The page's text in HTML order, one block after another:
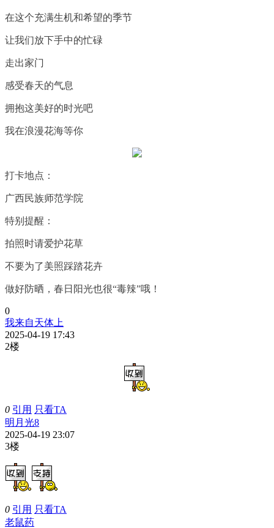
在这个充满生机和希望的季节
让我们放下手中的忙碌
走出家门
感受春天的气息
拥抱这美好的时光吧
我在浪漫花海等你
打卡地点：
广西民族师范学院
特别提醒：
拍照时请爱护花草
不要为了美照踩踏花卉
做好防晒，春日阳光也很“毒辣”哦！
0
我来自天体上
2025-04-19 17:43
2楼
0 引用 只看TA
明月光8
2025-04-19 23:07
3楼
0 引用 只看TA
老鼠药